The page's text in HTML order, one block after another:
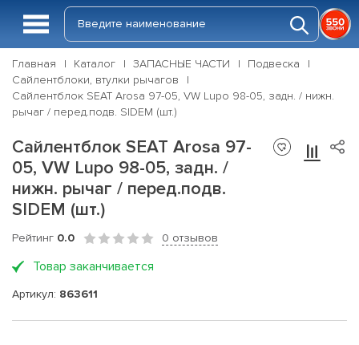
Главная Каталог ЗАПАСНЫЕ ЧАСТИ
Подвеска
Сайлентблоки, втулки рычагов
Сайлентблок SEAT Arosa 97-05, VW Lupo 98-05, задн. / нижн.
рычаг / перед.подв. SIDEM (шт.)
Сайлентблок SEAT Arosa 97-
05, VW Lupo 98-05, задн. /
нижн. рычаг / перед.подв.
SIDEM (шт.)
Рейтинг 0.0 0 отзывов
Товар заканчивается
Артикул: 863611